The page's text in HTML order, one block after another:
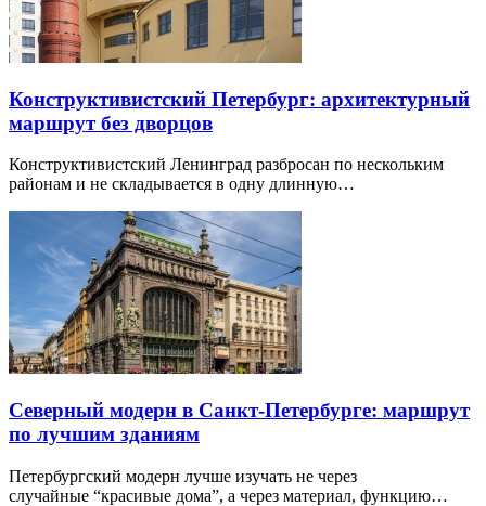
Конструктивистский Петербург: архитектурный
маршрут без дворцов
Конструктивистский Ленинград разбросан по нескольким
районам и не складывается в одну длинную…
Северный модерн в Санкт-Петербурге: маршрут
по лучшим зданиям
Петербургский модерн лучше изучать не через
случайные “красивые дома”, а через материал, функцию…